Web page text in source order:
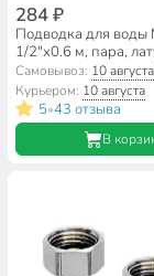
284 ₽
Подводка для
1/2"х0.6 м, пара,
полимер, AquaLine
Самовывоз: 10 августа
Курьером: 10 августа
5•43 отзыва
В